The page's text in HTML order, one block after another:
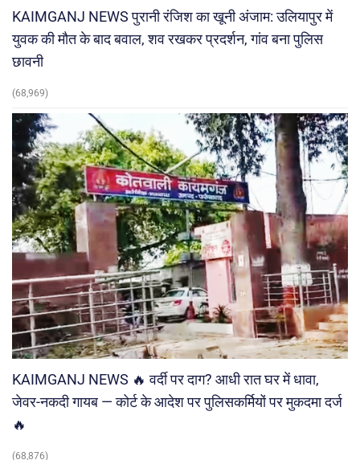
KAIMGANJ NEWS पुरानी रंजिश का खूनी अंजाम: उलियापुर में
युवक की मौत के बाद बवाल, शव रखकर प्रदर्शन, गांव बना पुलिस
छावनी
(68,969)
KAIMGANJ NEWS 🔥 वर्दी पर दाग? आधी रात घर में धावा,
जेवर-नकदी गायब — कोर्ट के आदेश पर पुलिसकर्मियों पर मुकदमा दर्ज
🔥
(68,876)